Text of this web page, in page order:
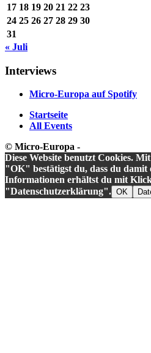
17 18 19 20 21 22 23
24 25 26 27 28 29 30
31
« Juli
Interviews
Micro-Europa auf Spotify
Startseite
All Events
© Micro-Europa -
Diese Website benutzt Cookies.
"OK" bestätigst du, dass du damit
Informationen erhältst du mit
"Datenschutzerklärung". OK